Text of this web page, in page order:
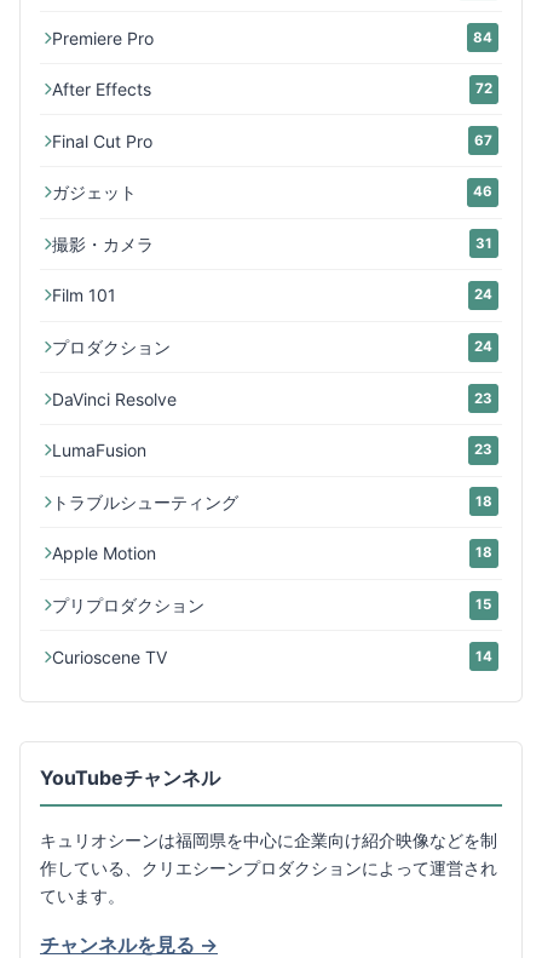
Premiere Pro 84
After Effects 72
Final Cut Pro 67
ガジェット 46
撮影・カメラ 31
Film 101 24
プロダクション 24
DaVinci Resolve 23
LumaFusion 23
トラブルシューティング 18
Apple Motion 18
プリプロダクション 15
Curioscene TV 14
YouTubeチャンネル
キュリオシーンは福岡県を中心に企業向け紹介映像などを制
作している、クリエシーンプロダクションによって運営され
ています。
チャンネルを見る →